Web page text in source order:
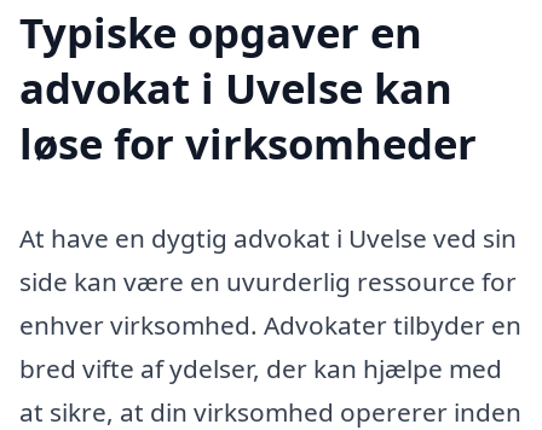
Typiske opgaver en
advokat i Uvelse kan
løse for virksomheder
At have en dygtig advokat i Uvelse ved sin
side kan være en uvurderlig ressource for
enhver virksomhed. Advokater tilbyder en
bred vifte af ydelser, der kan hjælpe med
at sikre, at din virksomhed opererer inden